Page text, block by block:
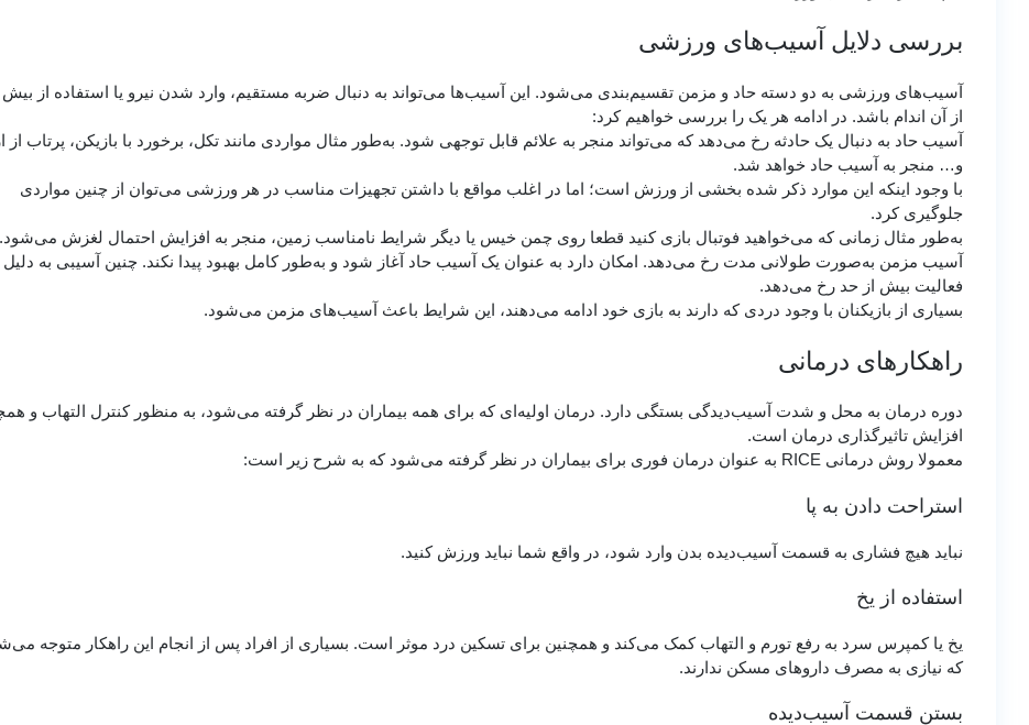
بررسی دلایل آسیب‌های ورزشی
آسیب‌های ورزشی به دو دسته حاد و مزمن تقسیم‌بندی می‌شود. این آسیب‌ها می‌تواند به دنبال ضربه مستقیم، وارد شدن نیرو یا استفاده از بیش
از آن اندام باشد. در ادامه هر یک را بررسی خواهیم کرد:
آسیب حاد به دنبال یک حادثه رخ می‌دهد که می‌تواند منجر به علائم قابل توجهی شود. به‌طور مثال مواردی مانند تکل، برخورد با بازیکن، پرتاب از
و… منجر به آسیب حاد خواهد شد.
با وجود اینکه این موارد ذکر شده بخشی از ورزش است؛ اما در اغلب مواقع با داشتن تجهیزات مناسب در هر ورزشی می‌توان از چنین مواردی
جلوگیری کرد.
به‌طور مثال زمانی که می‌خواهید فوتبال بازی کنید قطعا روی چمن خیس یا دیگر شرایط نامناسب زمین، منجر به افزایش احتمال لغزش می‌شود.
آسیب مزمن به‌صورت طولانی مدت رخ می‌دهد. امکان دارد به عنوان یک آسیب حاد آغاز شود و به‌طور کامل بهبود پیدا نکند. چنین آسیبی به دلیل
فعالیت بیش از حد رخ می‌دهد.
بسیاری از بازیکنان با وجود دردی که دارند به بازی خود ادامه می‌دهند، این شرایط باعث آسیب‌های مزمن می‌شود.
راهکارهای درمانی
دوره درمان به محل و شدت آسیب‌دیدگی بستگی دارد. درمان اولیه‌ای که برای همه بیماران در نظر گرفته می‌شود، به منظور کنترل التهاب و
افزایش تاثیرگذاری درمان است.
معمولا روش درمانی RICE به عنوان درمان فوری برای بیماران در نظر گرفته می‌شود که به شرح زیر است:
استراحت دادن به پا
نباید هیچ فشاری به قسمت آسیب‌دیده بدن وارد شود، در واقع شما نباید ورزش کنید.
استفاده از یخ
یخ یا کمپرس سرد به رفع تورم و التهاب کمک می‌کند و همچنین برای تسکین درد موثر است. بسیاری از افراد پس از انجام این راهکار متوجه
که نیازی به مصرف داروهای مسکن ندارند.
بستن قسمت آسیب‌دیده